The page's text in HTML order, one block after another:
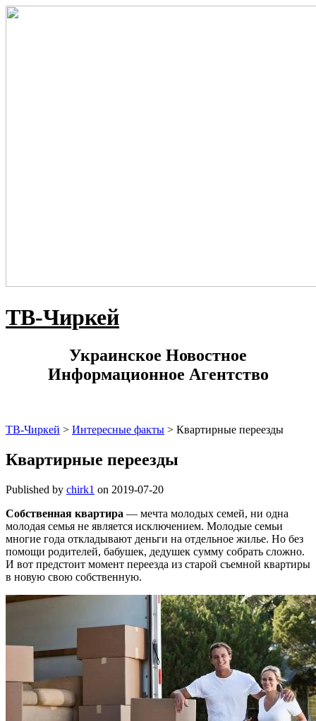
ТВ-Чиркей
Украинское Новостное
Информационное Агентство
ТВ-Чиркей > Интересные факты > Квартирные переезды
Квартирные переезды
Published by chirk1 on 2019-07-20
Собственная квартира — мечта молодых семей, ни одна
молодая семья не является исключением. Молодые семьи
многие года откладывают деньги на отдельное жилье. Но без
помощи родителей, бабушек, дедушек сумму собрать сложно.
И вот предстоит момент переезда из старой съемной квартиры
в новую свою собственную.